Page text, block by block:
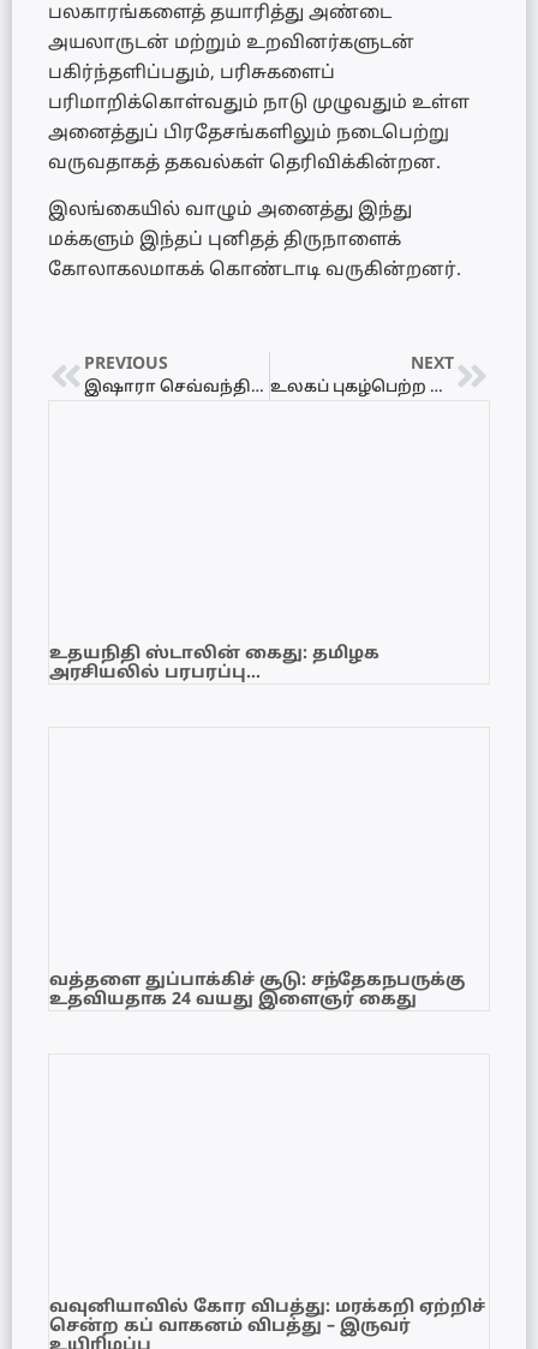
பலகாரங்களைத் தயாரித்து அண்டை
அயலாருடன் மற்றும் உறவினர்களுடன்
பகிர்ந்தளிப்பதும், பரிசுகளைப்
பரிமாறிக்கொள்வதும் நாடு முழுவதும் உள்ள
அனைத்துப் பிரதேசங்களிலும் நடைபெற்று
வருவதாகத் தகவல்கள் தெரிவிக்கின்றன.
இலங்கையில் வாழும் அனைத்து இந்து
மக்களும் இந்தப் புனிதத் திருநாளைக்
கோலாகலமாகக் கொண்டாடி வருகின்றனர்.
PREVIOUS
இஷாரா செவ்வந்தியின் தாயார் சிறையில் மரணம்! – இளைய சகோதரருக்கு பிணை
NEXT
உலகப் புகழ்பெற்ற பிரான்ஸ் லூவ்ரு அருங்காட்சியகத்தில் துணிகரக் கொள்ளை! – நெப்போலியன் அரச கிரீட நகைகள் மாயம்!
உதயநிதி ஸ்டாலின் கைது: தமிழக
அரசியலில் பரபரப்பு…
வத்தளை துப்பாக்கிச் சூடு: சந்தேகநபருக்கு
உதவியதாக 24 வயது இளைஞர் கைது
வவுனியாவில் கோர விபத்து: மரக்கறி ஏற்றிச்
சென்ற கப் வாகனம் விபத்து – இருவர்